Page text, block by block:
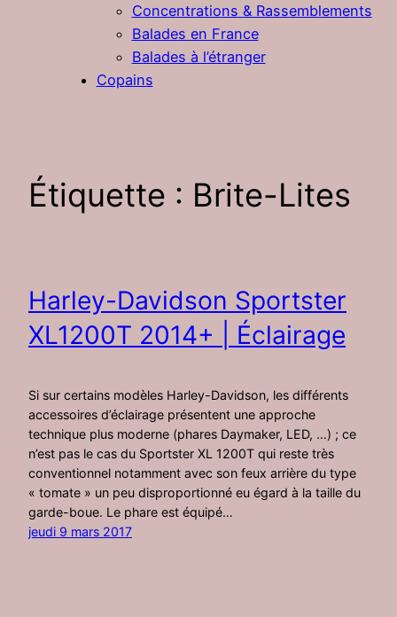
Concentrations & Rassemblements
Balades en France
Balades à l’étranger
Copains
Étiquette : Brite-Lites
Harley-Davidson Sportster
XL1200T 2014+ | Éclairage
Si sur certains modèles Harley-Davidson, les différents
accessoires d’éclairage présentent une approche
technique plus moderne (phares Daymaker, LED, …) ; ce
n’est pas le cas du Sportster XL 1200T qui reste très
conventionnel notamment avec son feux arrière du type
« tomate » un peu disproportionné eu égard à la taille du
garde-boue. Le phare est équipé…
jeudi 9 mars 2017